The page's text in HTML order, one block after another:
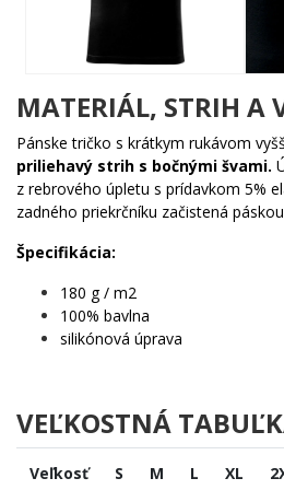
Komu urobí
🔥 Každému, kto vie, čo
pri tom nahlas
🧠 Fanúšikom Gen Alpha
ktorí žijú online
🎯 Tým, ktorí chcú nosiť
– a čakať, kto pochopí
✨ Každému, kto hľadá motív s
obrázkom
Nezmeškaj šancu mať kúsok
do košíka a daj svetu vedieť – ty vieš,
MATERIÁL, STRIH A
Pánske tričko s krátkym rukávom
priliehavý strih s bočnými švami.
z rebrového úpletu s prídavkom 5%
zadného priekrčníku začistená
Špecifikácia:
180 g / m2
100% bavlna
silikónová úprava
VEĽKOSTNÁ
Veľkosť S M L XL